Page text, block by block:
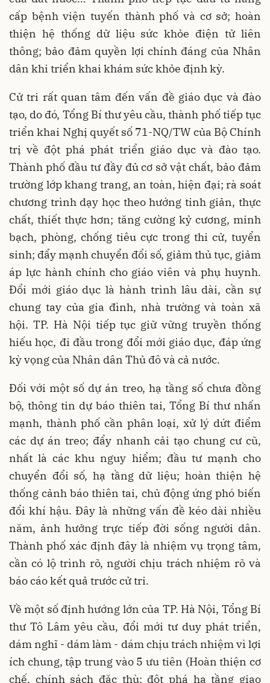
cấp bệnh viện tuyến thành phố và cơ sở; hoàn
thiện hệ thống dữ liệu sức khỏe điện tử liên
thông; bảo đảm quyền lợi chính đáng của Nhân
dân khi triển khai khám sức khỏe định kỳ.
Cử tri rất quan tâm đến vấn đề giáo dục và đào
tạo, do đó, Tổng Bí thư yêu cầu, thành phố tiếp tục
triển khai Nghị quyết số 71-NQ/TW của Bộ Chính
trị về đột phá phát triển giáo dục và đào tạo.
Thành phố đầu tư đầy đủ cơ sở vật chất, bảo đảm
trường lớp khang trang, an toàn, hiện đại; rà soát
chương trình dạy học theo hướng tinh giản, thực
chất, thiết thực hơn; tăng cường kỷ cương, minh
bạch, phòng, chống tiêu cực trong thi cử, tuyển
sinh; đẩy mạnh chuyển đổi số, giảm thủ tục, giảm
áp lực hành chính cho giáo viên và phụ huynh.
Đổi mới giáo dục là hành trình lâu dài, cần sự
chung tay của gia đình, nhà trường và toàn xã
hội. TP. Hà Nội tiếp tục giữ vững truyền thống
hiếu học, đi đầu trong đổi mới giáo dục, đáp ứng
kỳ vọng của Nhân dân Thủ đô và cả nước.
Đối với một số dự án treo, hạ tầng số chưa đồng
bộ, thông tin dự báo thiên tai, Tổng Bí thư nhấn
mạnh, thành phố cần phân loại, xử lý dứt điểm
các dự án treo; đẩy nhanh cải tạo chung cư cũ,
nhất là các khu nguy hiểm; đầu tư mạnh cho
chuyển đổi số, hạ tầng dữ liệu; hoàn thiện hệ
thống cảnh báo thiên tai, chủ động ứng phó biến
đổi khí hậu. Đây là những vấn đề kéo dài nhiều
năm, ảnh hưởng trực tiếp đời sống người dân.
Thành phố xác định đây là nhiệm vụ trọng tâm,
cần có lộ trình rõ, người chịu trách nhiệm rõ và
báo cáo kết quả trước cử tri.
Về một số định hướng lớn của TP. Hà Nội, Tổng Bí
thư Tô Lâm yêu cầu, đổi mới tư duy phát triển,
dám nghĩ - dám làm - dám chịu trách nhiệm vì lợi
ích chung, tập trung vào 5 ưu tiên (Hoàn thiện cơ
chế, chính sách đặc thù; đột phá hạ tầng giao